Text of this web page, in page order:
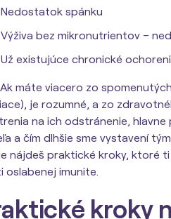
Nedostatok spánku
Výživa bez mikronutrientov –
Už existujúce chronické
máte viacero zo
je rozumné, a zo
na ich odstránenie, hlavne
a čím dlhšie sme vystavení
nájdeš praktické kroky, ktoré
oslabenej imunite.
kroky